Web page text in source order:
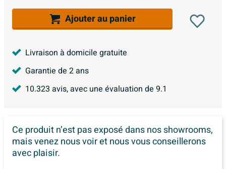
Ajouter au panier
Livraison à domicile gratuite
Garantie de 2 ans
10.323 avis, avec une évaluation de 9.1
Ce produit n’est pas exposé dansnos showrooms,
mais venez nous voir et nous vous conseillerons
avec plaisir.